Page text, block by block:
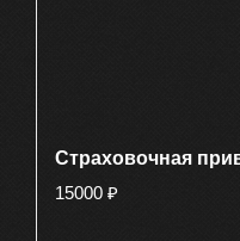
Страховочная
15000 ₽